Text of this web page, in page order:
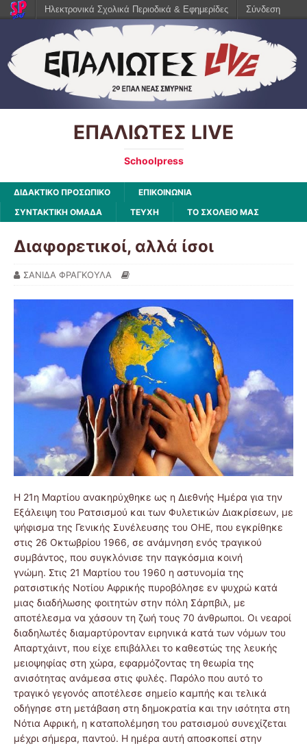
ΕΠΑΛΙΩΤΕΣ LIVE
Schoolpress
ΔΙΔΑΚΤΙΚΟ ΠΡΟΣΩΠΙΚΟ
ΕΠΙΚΟΙΝΩΝΙΑ
ΣΥΝΤΑΚΤΙΚΗ ΟΜΑΔΑ
ΤΕΥΧΗ ΤΟ ΣΧΟΛΕΙΟ ΜΑΣ
Διαφορετικοί, αλλά ίσοι
ΣΑΝΙΔΑ ΦΡΑΓΚΟΥΛΑ
Η 21η Μαρτίου ανακηρύχθηκε ως η Διεθνής Ημέρα για την
Εξάλειψη του Ρατσισμού και των Φυλετικών Διακρίσεων, με
ψήφισμα της Γενικής Συνέλευσης του ΟΗΕ, που εγκρίθηκε
στις 26 Οκτωβρίου 1966, σε ανάμνηση ενός τραγικού
συμβάντος, που συγκλόνισε την παγκόσμια κοινή
γνώμη. Στις 21 Μαρτίου του 1960 η αστυνομία της
ρατσιστικής Νοτίου Αφρικής πυροβόλησε εν ψυχρώ κατά
μιας διαδήλωσης φοιτητών στην πόλη Σάρπβιλ, με
αποτέλεσμα να χάσουν τη ζωή τους 70 άνθρωποι. Οι νεαροί
διαδηλωτές διαμαρτύρονταν ειρηνικά κατά των νόμων του
Απαρτχάιντ, που είχε επιβάλλει το καθεστώς της λευκής
μειοψηφίας στη χώρα, εφαρμόζοντας τη θεωρία της
ανισότητας ανάμεσα στις φυλές. Παρόλο που αυτό το
τραγικό γεγονός αποτέλεσε σημείο καμπής και τελικά
οδήγησε στη μετάβαση στη δημοκρατία και την ισότητα στη
Νότια Αφρική, η καταπολέμηση του ρατσισμού συνεχίζεται
μέχρι σήμερα, παντού. Η ημέρα αυτή αποσκοπεί στην
Ηλεκτρονικά Σχολικά Περιοδικά & Εφημερίδες Σύνδεση